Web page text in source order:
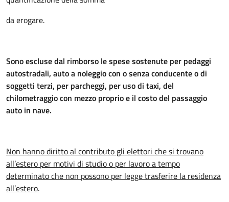
da erogare.
Sono escluse dal rimborso le spese sostenute per pedaggi
autostradali, auto a noleggio con o senza conducente o di
soggetti terzi, per parcheggi, per uso di taxi, del
chilometraggio con mezzo proprio e il costo del passaggio
auto in nave.
Non hanno diritto al contributo gli elettori che si trovano
all’estero per motivi di studio o per lavoro atempo
determinato che non possono per legge trasferire la residenza
all’estero.